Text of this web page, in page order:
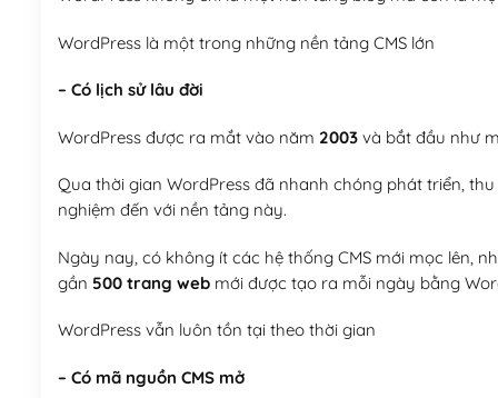
WordPress là một trong những nền tảng CMS lớn
– Có lịch sử lâu đời
WordPress được ra mắt vào năm 2003và bắt đầu như
Qua thời gian WordPress đã nhanh chóng phát triển,
nghiệm đến với nền tảng này.
Ngày nay, có không ít các hệ thống CMS mới mọc lên,
gần 500 trang webmới được tạo ra mỗi ngày bằng
WordPress vẫn luôn tồn tại theo thời gian
– Có mã nguồn CMS mở